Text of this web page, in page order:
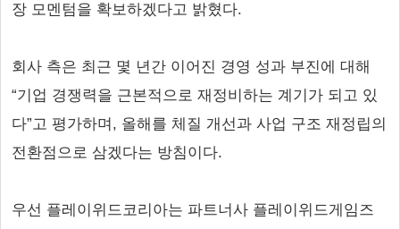
장 모멘텀을 확보하겠다고 밝혔다.
회사 측은 최근 몇 년간 이어진 경영 성과 부진에 대해
“기업 경쟁력을 근본적으로 재정비하는 계기가 되고 있
다”고 평가하며, 올해를 체질 개선과 사업 구조 재정립의
전환점으로 삼겠다는 방침이다.
우선 플레이위드코리아는 파트너사 플레이위드게임즈